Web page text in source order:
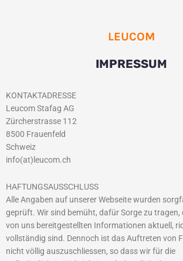
LEUCOM
IMPRESSUM
KONTAKTADRESSE
Leucom Stafag AG
Zürcherstrasse 112
8500 Frauenfeld
Schweiz
info(at)leucom.ch
HAFTUNGSAUSSCHLUSS
Alle Angaben auf unserer Webseite wurden
geprüft. Wir sind bemüht, dafür Sorge zu tragen,
von uns bereitgestellten Informationen aktuell,
vollständig sind. Dennoch ist das Auftreten von
nicht völlig auszuschliessen, so dass wir für die